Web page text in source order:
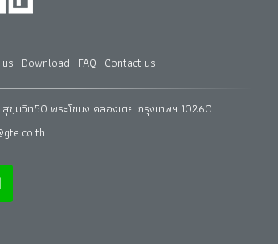
Download FAQ Contact us
ขุมวิท50 พระโขนง คลองเตย กรุงเทพฯ 10260